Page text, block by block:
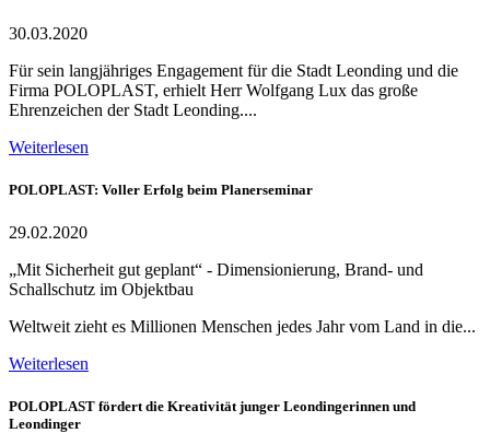
30.03.2020
Für sein langjähriges Engagement für die Stadt Leonding und die
Firma POLOPLAST, erhielt Herr Wolfgang Lux das große
Ehrenzeichen der Stadt Leonding....
Weiterlesen
POLOPLAST: Voller Erfolg beim Planerseminar
29.02.2020
„Mit Sicherheit gut geplant“ - Dimensionierung, Brand- und
Schallschutz im Objektbau
Weltweit zieht es Millionen Menschen jedes Jahr vom Land in die...
Weiterlesen
POLOPLAST fördert die Kreativität junger Leondingerinnen und
Leondinger